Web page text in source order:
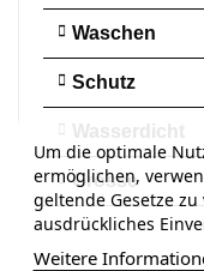
Waschen
Schutz
Wasserdicht
Grösse
Um die optimale
ermöglichen,
geltende Gesetze
ausdrückliches
Weitere